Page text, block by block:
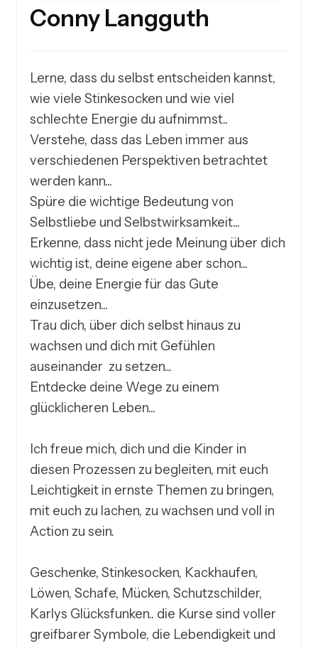
Conny Langguth
Lerne, dass du selbst entscheiden kannst,
wie viele Stinkesocken und wie viel
schlechte Energie du aufnimmst..
Verstehe, dass das Leben immer aus
verschiedenen Perspektiven betrachtet
werden kann...
Spüre die wichtige Bedeutung von
Selbstliebe und Selbstwirksamkeit...
Erkenne, dass nicht jede Meinung über dich
wichtig ist, deine eigene aber schon...
Übe, deine Energie für das Gute
einzusetzen...
Trau dich, über dich selbst hinaus zu
wachsen und dich mit Gefühlen
auseinander  zu setzen...
Entdecke deine Wege zu einem
glücklicheren Leben...
Ich freue mich, dich und die Kinder in
diesen Prozessen zu begleiten, mit euch
Leichtigkeit in ernste Themen zu bringen,
mit euch zu lachen, zu wachsen und voll in
Action zu sein.
Geschenke, Stinkesocken, Kackhaufen,
Löwen, Schafe, Mücken, Schutzschilder,
Karlys Glücksfunken.. die Kurse sind voller
greifbarer Symbole, die Lebendigkeit und